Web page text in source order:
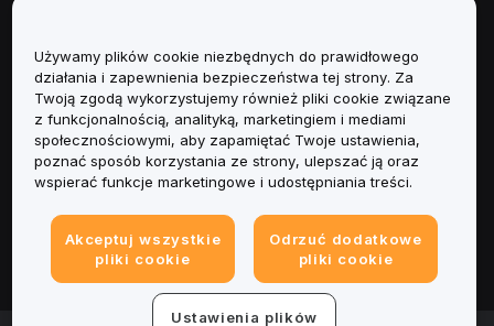
Informacje
Usługi
Obsługa Klienta
Informacje prawne
Używamy plików cookie niezbędnych do prawidłowego
działania i zapewnienia bezpieczeństwa tej strony. Za
Twoją zgodą wykorzystujemy również pliki cookie związane
z funkcjonalnością, analityką, marketingiem i mediami
społecznościowymi, aby zapamiętać Twoje ustawienia,
poznać sposób korzystania ze strony, ulepszać ją oraz
wspierać funkcje marketingowe i udostępniania treści.
Akceptuj wszystkie
pliki cookie
Odrzuć dodatkowe
pliki cookie
Ustawienia plików